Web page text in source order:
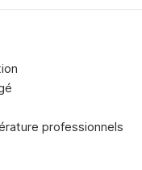
professionnels